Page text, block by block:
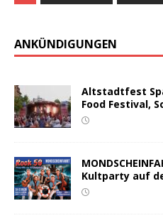
ANKÜNDIGUNGEN
Altstadtfest
Food Festival,
Kultparty auf